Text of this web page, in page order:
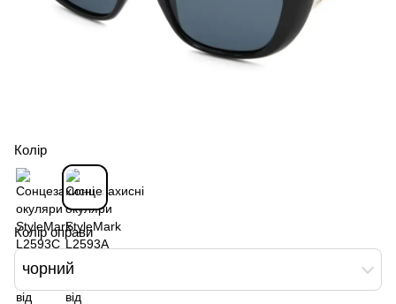
Колір
Колір оправи
чорний